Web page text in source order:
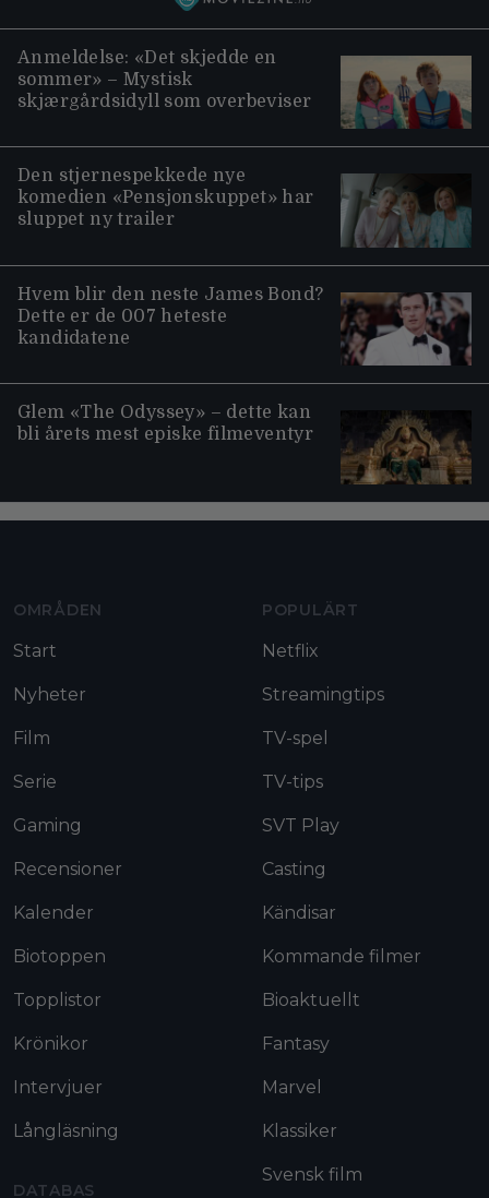
Anmeldelse: «Det skjedde en
sommer» – Mystisk
skjærgårdsidyll som overbeviser
Den stjernespekkede nye
komedien «Pensjonskuppet» har
sluppet ny trailer
Hvem blir den neste James Bond?
Dette er de 007 heteste
kandidatene
Glem «The Odyssey» – dette kan
bli årets mest episke filmeventyr
OMRÅDEN
Start
Nyheter
Film
Serie
Gaming
Recensioner
Kalender
Biotoppen
Topplistor
Krönikor
Intervjuer
Långläsning
DATABAS
POPULÄRT
Netflix
Streamingtips
TV-spel
TV-tips
SVT Play
Casting
Kändisar
Kommande filmer
Bioaktuellt
Fantasy
Marvel
Klassiker
Svensk film